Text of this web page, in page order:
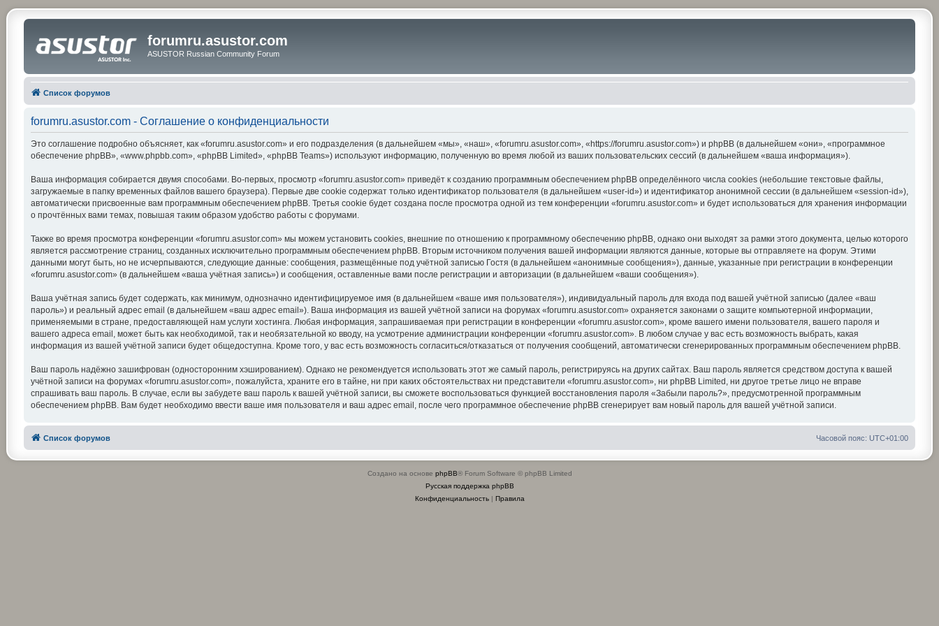
forumru.asustor.com
ASUSTOR Russian Community Forum
Список форумов
forumru.asustor.com - Соглашение о конфиденциальности
Это соглашение подробно объясняет, как «forumru.asustor.com» и его подразделения (в дальнейшем «мы», «наш», «forumru.asustor.com», «https://forumru.asustor.com») и phpBB (в дальнейшем «они», «программное
обеспечение phpBB», «www.phpbb.com», «phpBB Limited», «phpBB Teams») используют информацию, полученную во время любой из ваших пользовательских сессий (в дальнейшем «ваша информация»).
Ваша информация собирается двумя способами. Во-первых, просмотр «forumru.asustor.com» приведёт к созданию программным обеспечением phpBB определённого числа cookies (небольшие текстовые файлы,
загружаемые в папку временных файлов вашего браузера). Первые две cookie содержат только идентификатор пользователя (в дальнейшем «user-id») и идентификатор анонимной сессии (в дальнейшем «session-id»),
автоматически присвоенные вам программным обеспечением phpBB. Третья cookie будет создана после просмотра одной из тем конференции «forumru.asustor.com» и будет использоваться для хранения информации
о прочтённых вами темах, повышая таким образом удобство работы с форумами.
Также во время просмотра конференции «forumru.asustor.com» мы можем установить cookies, внешние по отношению к программному обеспечению phpBB, однако они выходят за рамки этого документа, целью которого
является рассмотрение страниц, созданных исключительно программным обеспечением phpBB. Вторым источником получения вашей информации являются данные, которые вы отправляете на форум. Этими
данными могут быть, но не исчерпываются, следующие данные: сообщения, размещённые под учётной записью Гостя (в дальнейшем «анонимные сообщения»), данные, указанные при регистрации в конференции
«forumru.asustor.com» (в дальнейшем «ваша учётная запись») и сообщения, оставленные вами после регистрации и авторизации (в дальнейшем «ваши сообщения»).
Ваша учётная запись будет содержать, как минимум, однозначно идентифицируемое имя (в дальнейшем «ваше имя пользователя»), индивидуальный пароль для входа под вашей учётной записью (далее «ваш
пароль») и реальный адрес email (в дальнейшем «ваш адрес email»). Ваша информация из вашей учётной записи на форумах «forumru.asustor.com» охраняется законами о защите компьютерной информации,
применяемыми в стране, предоставляющей нам услуги хостинга. Любая информация, запрашиваемая при регистрации в конференции «forumru.asustor.com», кроме вашего имени пользователя, вашего пароля и
вашего адреса email, может быть как необходимой, так и необязательной ко вводу, на усмотрение администрации конференции «forumru.asustor.com». В любом случае у вас есть возможность выбрать, какая
информация из вашей учётной записи будет общедоступна. Кроме того, у вас есть возможность согласиться/отказаться от получения сообщений, автоматически сгенерированных программным обеспечением phpBB.
Ваш пароль надёжно зашифрован (односторонним хэшированием). Однако не рекомендуется использовать этот же самый пароль, регистрируясь на других сайтах. Ваш пароль является средством доступа к вашей
учётной записи на форумах «forumru.asustor.com», пожалуйста, храните его в тайне, ни при каких обстоятельствах ни представители «forumru.asustor.com», ни phpBB Limited, ни другое третье лицо не вправе
спрашивать ваш пароль. В случае, если вы забудете ваш пароль к вашей учётной записи, вы сможете воспользоваться функцией восстановления пароля «Забыли пароль?», предусмотренной программным
обеспечением phpBB. Вам будет необходимо ввести ваше имя пользователя и ваш адрес email, после чего программное обеспечение phpBB сгенерирует вам новый пароль для вашей учётной записи.
Список форумов Часовой пояс: UTC+01:00
Создано на основе phpBB® Forum Software © phpBB Limited
Русская поддержка phpBB
Конфиденциальность| Правила